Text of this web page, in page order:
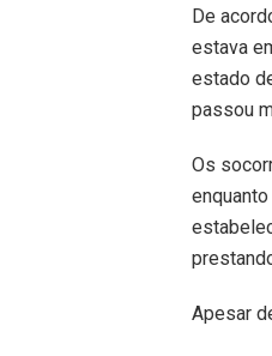
De
estava
estado
passou
Os
Apesar